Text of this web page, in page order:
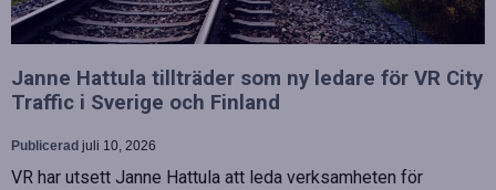
Janne Hattula tillträder som ny ledare för VR City
Traffic i Sverige och Finland
Publicerad juli 10, 2026
VR har utsett Janne Hattula att leda verksamheten för